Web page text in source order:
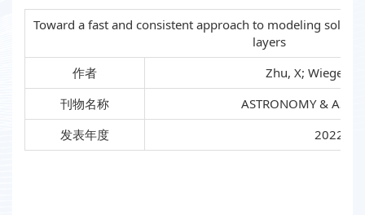
Toward a fast and consistent approach to modeling solar
layers
作者
Zhu, X;
刊物名称
ASTRONOMY &
发表年度
2022